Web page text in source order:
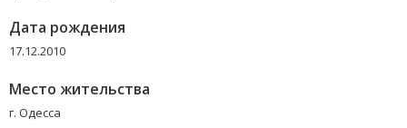
Дата рождения
17.12.2010
Место жительства
г. Одесса